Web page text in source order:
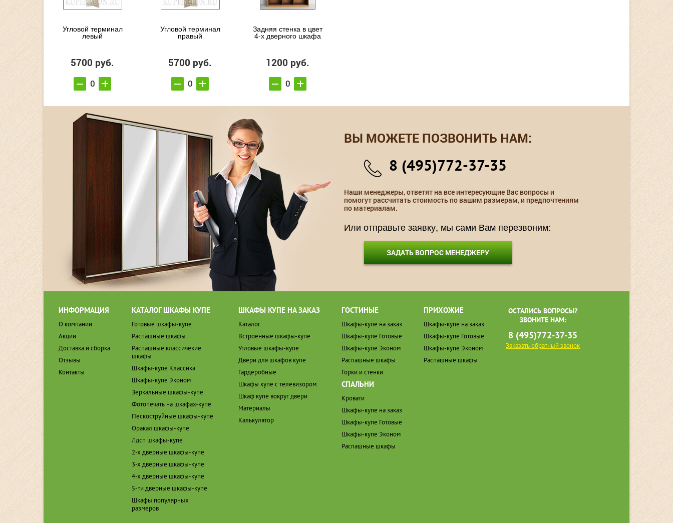
Угловой терминал
левый
5700 руб.
Угловой терминал
правый
5700 руб.
Задняя стенка в цвет
4-х дверного шкафа
1200 руб.
ВЫ МОЖЕТЕ ПОЗВОНИТЬ НАМ:
8 (495)772-37-35
Наши менеджеры, ответят на все интересующие Вас вопросы и
помогут рассчитать стоимость по вашим размерам, и предпочтениям
по материалам.
Или отправьте заявку, мы сами Вам перезвоним:
ЗАДАТЬ ВОПРОС МЕНЕДЖЕРУ
ИНФОРМАЦИЯ
О компании
Акции
Доставка и сборка
Отзывы
Контакты
КАТАЛОГ ШКАФЫ КУПЕ
Готовые шкафы-купе
Распашные шкафы
Распашные классичекие
шкафы
Шкафы-купе Классика
Шкафы-купе Эконом
Зеркальные шкафы-купе
Фотопечать на шкафах-купе
Пескоструйные шкафы-купе
Оракал шкафы-купе
Лдсп шкафы-купе
2-х дверные шкафы-купе
3-х дверные шкафы-купе
4-х дверные шкафы-купе
5-ти дверные шкафы-купе
Шкафы популярных
размеров
ШКАФЫ КУПЕ НА ЗАКАЗ
Каталог
Встроенные шкафы-купе
Угловые шкафы-купе
Двери для шкафов купе
Гардеробные
Шкафы купе с телевизором
Шкаф купе вокруг двери
Материалы
Калькулятор
ГОСТИНЫЕ
Шкафы-купе на заказ
Шкафы-купе Готовые
Шкафы-купе Эконом
Распашные шкафы
Горки и стенки
СПАЛЬНИ
Кровати
Шкафы-купе на заказ
Шкафы-купе Готовые
Шкафы-купе Эконом
Распашные шкафы
ПРИХОЖИЕ
Шкафы-купе на заказ
Шкафы-купе Готовые
Шкафы-купе Эконом
Распашные шкафы
ОСТАЛИСЬ ВОПРОСЫ?
ЗВОНИТЕ НАМ:
8 (495)772-37-35
Заказать обратный звонок